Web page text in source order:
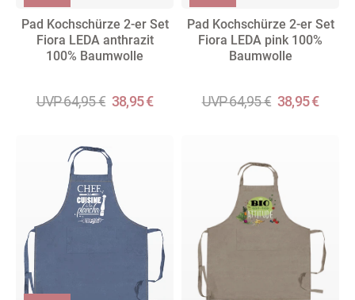
Pad Kochschürze 2-er Set
Fiora LEDA anthrazit
100% Baumwolle
UVP 64,95 € 38,95 €
Pad Kochschürze 2-er Set
Fiora LEDA pink 100%
Baumwolle
UVP 64,95 € 38,95 €